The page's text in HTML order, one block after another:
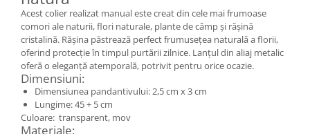
Cercei
Suport bijuterii
Bijuterii cu cristale naturale
Colier / Pandantiv
Cercei
Brățară
Set bijuterii
Acest colier realizat manual este creat din cele mai frumoase
comori ale naturii, flori naturale, plante de câmp și rășină
cristalină. Rășina păstrează perfect frumusețea naturală a florii,
oferind protecție în timpul purtării zilnice. Lanțul din aliaj metalic
oferă o eleganță atemporală, potrivit pentru orice ocazie.
Dimensiuni:
Dimensiunea pandantivului: 2,5 cm x 3 cm
Lungime: 45 + 5 cm
Culoare: transparent, mov
Materiale: